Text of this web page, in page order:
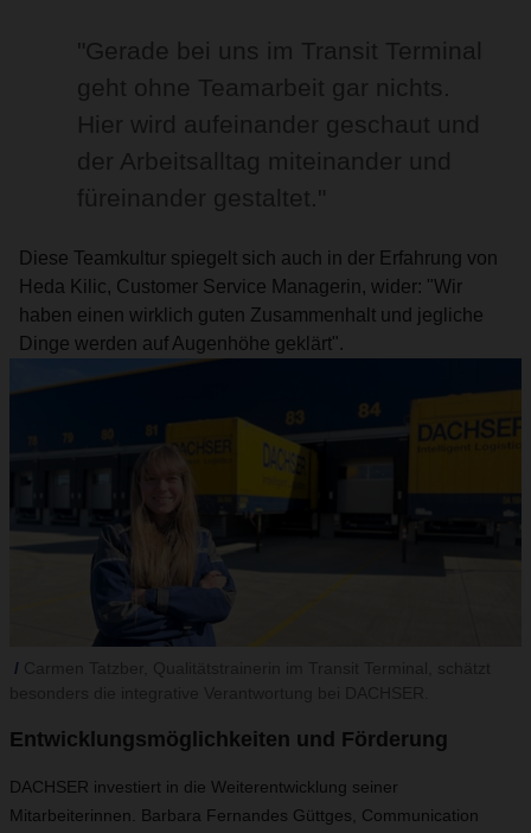
"Gerade bei uns im Transit Terminal
geht ohne Teamarbeit gar nichts.
Hier wird aufeinander geschaut und
der Arbeitsalltag miteinander und
füreinander gestaltet."
Diese Teamkultur spiegelt sich auch in der Erfahrung von
Heda Kilic, Customer Service Managerin, wider: "Wir
haben einen wirklich guten Zusammenhalt und jegliche
Dinge werden auf Augenhöhe geklärt".
Entwicklungsmöglichkeiten und Förderung
DACHSER investiert in die Weiterentwicklung seiner
Mitarbeiterinnen. Barbara Fernandes Güttges, Communication